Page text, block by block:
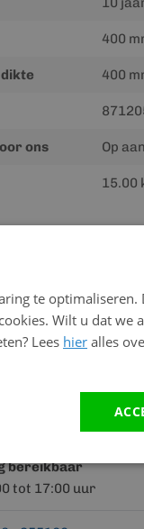
400
400
ons Op
15.00
Advies nodig?
Neem contact op met
bereikbaar
tot 17:00 uur
te optimaliseren.
Wilt u dat we
Lees hier alles